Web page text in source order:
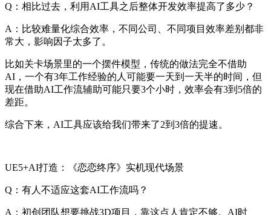
Q：相比过去，利用AI工具之后整体开发效率提高了多少？
A：比较难量化综合效率，不同公司、不同项目效率差别都非
常大，影响因子太多了。
比如关卡场景里的一个摆件模型，传统的做法完全不借助
AI，一个有3年工作经验的人可能要一天到一天半的时间，但
现在借助AI工作流辅助可能只要3个小时，效率会有3到5倍的
差距。
综合下来，AI工具应该给我们带来了2到3倍的提速。
UE5+AI打造：《恋恋终序》实机现代场景
Q：有人不适应这套AI工作流吗？
A：初创团队想要挑战3D项目，靠这点人肯定不够。AI时